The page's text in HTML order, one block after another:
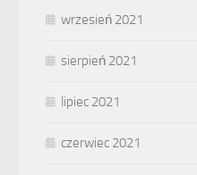
wrzesień 2021
sierpień 2021
lipiec 2021
czerwiec 2021